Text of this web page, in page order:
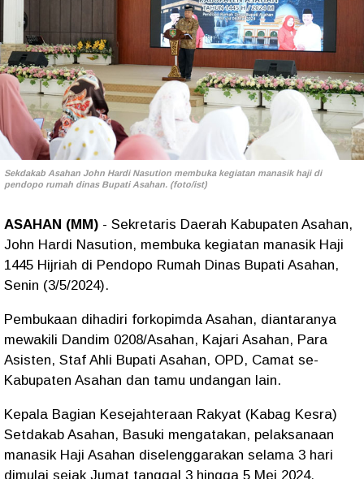
Sekdakab Asahan John Hardi Nasution membuka kegiatan manasik haji di
pendopo rumah dinas Bupati Asahan. (foto/ist)
ASAHAN (MM) - Sekretaris Daerah Kabupaten Asahan,
John Hardi Nasution, membuka kegiatan manasik Haji
1445 Hijriah di Pendopo Rumah Dinas Bupati Asahan,
Senin (3/5/2024).
Pembukaan dihadiri forkopimda Asahan, diantaranya
mewakili Dandim 0208/Asahan, Kajari Asahan, Para
Asisten, Staf Ahli Bupati Asahan, OPD, Camat se-
Kabupaten Asahan dan tamu undangan lain.
Kepala Bagian Kesejahteraan Rakyat (Kabag Kesra)
Setdakab Asahan, Basuki mengatakan, pelaksanaan
manasik Haji Asahan diselenggarakan selama 3 hari
dimulai sejak Jumat tanggal 3 hingga 5 Mei 2024,